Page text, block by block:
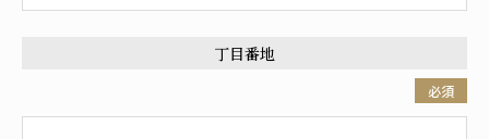
丁目番地
必須